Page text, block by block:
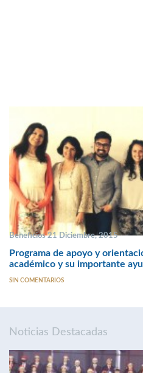
Beneficios 21 Diciembre, 2015
Programa de apoyo y
académico y su importante
SIN COMENTARIOS
Noticias Destacadas